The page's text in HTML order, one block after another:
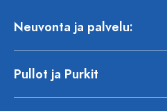
Neuvonta ja palvelu:
Pullot ja Purkit